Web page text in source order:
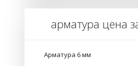
арматура цена
Арматура 6 мм